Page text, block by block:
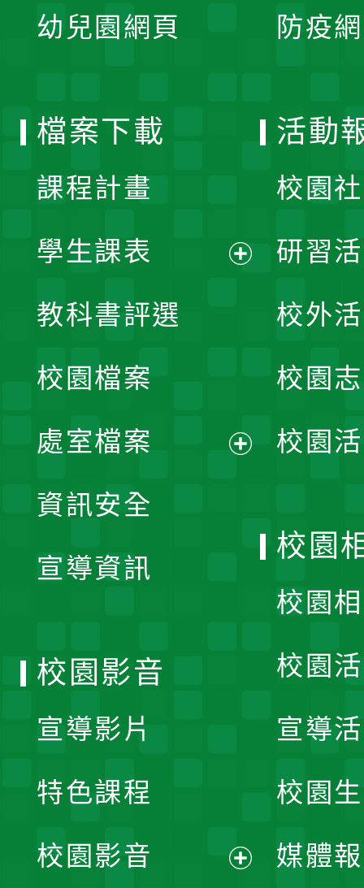
幼兒園網頁 防疫
檔案下載
課程計畫
學生課表
單
教科書評選
校園檔案
處室檔案
資訊安全
宣導資訊
活動
校園
研習
校外
校園
校園
校園
校園
校園
宣導
校園
媒體
校園影音
宣導影片
特色課程
校園影音